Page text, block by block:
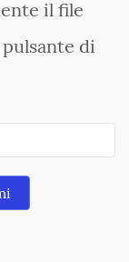
il file
di